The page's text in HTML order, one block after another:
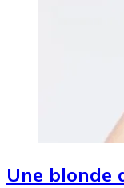
Une blonde